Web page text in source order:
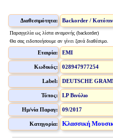
Διαθεσιμότητα: Backorder / Κατόπιν
Παραγγελία ως λίστα αναμονής (backorder)
Θα σας ειδοποιήσουμε αν γίνει ξανά διαθέσιμο.
Εταιρία: EMI
Κωδικός: 028947977254
Label: DEUTSCHE
Τύπος: LP Βινύλιο
Ημ/νία Παραγ: 09/2017
Κατηγορία: Κλασσική